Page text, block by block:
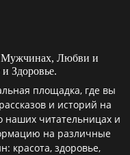
Мужчинах, Любви и
Здоровье.
площадка, где вы
и историй на
наших читательницах и
на различные
красота, здоровье,